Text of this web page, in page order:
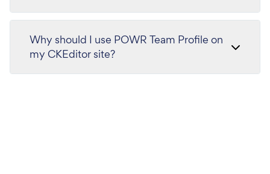
Why should I use POWR Team Profile on
my CKEditor site?